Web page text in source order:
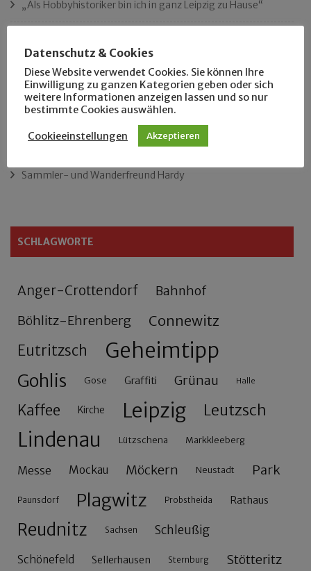
„Als Hobbyhistoriker bin ich in ganz Leipzig zu Hause“
Der Leipziger Schmiedetag von 1904
Rennfahrer in Schönefeld und Zschocher
Zu Fuß durch Anger-Crottendorf
Sammler- und Wanderfreund Hardy
SCHLAGWORTE
Anger-Crottendorf Bahnhof
Böhlitz-Ehrenberg Connewitz
Eutritzsch Geheimtipp
Gohlis Gose Graffiti Grünau Halle
Kaffee Kirche Leipzig Leutzsch
Lindenau Lützschena Markkleeberg
Messe Mockau Möckern Neustadt Park
Paunsdorf Plagwitz Probstheida Rathaus
Reudnitz Sachsen Schleußig
Schönefeld Sellerhausen Sternburg Stötteritz
Datenschutz & Cookies
Diese Website verwendet Cookies. Sie können Ihre
Einwilligung zu ganzen Kategorien geben oder sich
weitere Informationen anzeigen lassen und so nur
bestimmte Cookies auswählen.
Cookieeinstellungen Akzeptieren